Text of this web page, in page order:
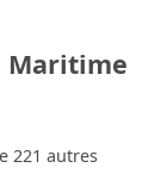
Maritime
221 autres